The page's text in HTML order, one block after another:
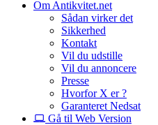
Om Antikvitet.net
Sådan virker det
Sikkerhed
Kontakt
Vil du udstille
Vil du annoncere
Presse
Hvorfor X er ?
Garanteret Nedsat
Gå til Web Version